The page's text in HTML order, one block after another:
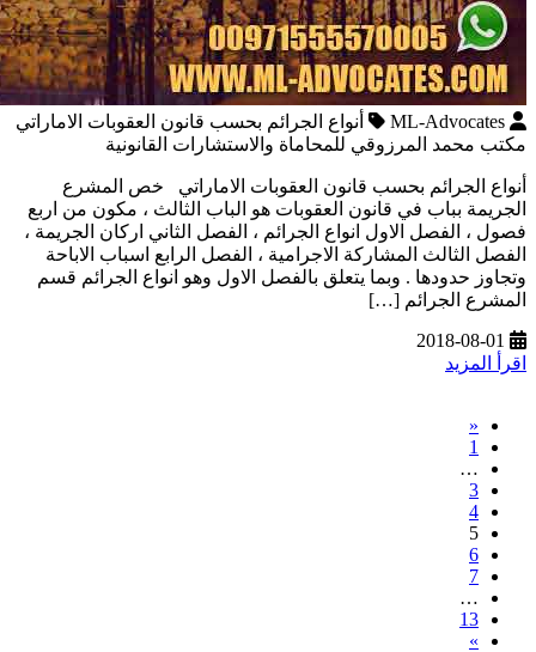
ML-Advocates
أنواع الجرائم بحسب قانون العقوبات الاماراتي
مكتب محمد المرزوقي للمحاماة والاستشارات القانونية
أنواع الجرائم بحسب قانون العقوبات الاماراتي خص المشرع
الجريمة بباب في قانون العقوبات هو الباب الثالث ، مكون من اربع
فصول ، الفصل الاول انواع الجرائم ، الفصل الثاني اركان الجريمة ،
الفصل الثالث المشاركة الاجرامية ، الفصل الرابع اسباب الاباحة
وتجاوز حدودها . وبما يتعلق بالفصل الاول وهو انواع الجرائم قسم
المشرع الجرائم […]
2018-08-01
اقرأ المزيد
«
1
…
3
4
5
6
7
…
13
»